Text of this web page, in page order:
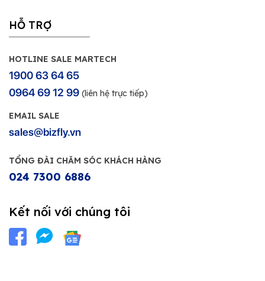
HỖ TRỢ
HOTLINE SALE MARTECH
1900 63 64 65
0964 69 12 99 (liên hệ trực tiếp)
EMAIL SALE
sales@bizfly.vn
TỔNG ĐÀI CHĂM SÓC KHÁCH HÀNG
024 7300 6886
Kết nối với chúng tôi